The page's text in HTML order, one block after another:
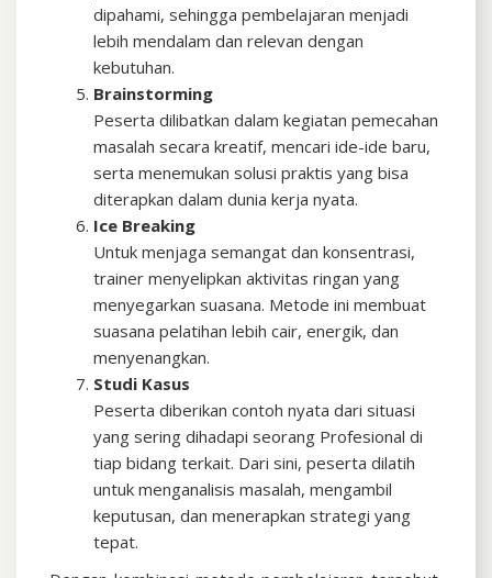
dipahami, sehingga pembelajaran menjadi
lebih mendalam dan relevan dengan
kebutuhan.
Brainstorming
Peserta dilibatkan dalam kegiatan pemecahan
masalah secara kreatif, mencari ide-ide baru,
serta menemukan solusi praktis yang bisa
diterapkan dalam dunia kerja nyata.
Ice Breaking
Untuk menjaga semangat dan konsentrasi,
trainer menyelipkan aktivitas ringan yang
menyegarkan suasana. Metode ini membuat
suasana pelatihan lebih cair, energik, dan
menyenangkan.
Studi Kasus
Peserta diberikan contoh nyata dari situasi
yang sering dihadapi seorang Profesional di
tiap bidang terkait. Dari sini, peserta dilatih
untuk menganalisis masalah, mengambil
keputusan, dan menerapkan strategi yang
tepat.